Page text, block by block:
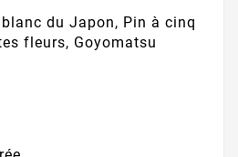
du Japon, Pin à cinq
fleurs, Goyomatsu